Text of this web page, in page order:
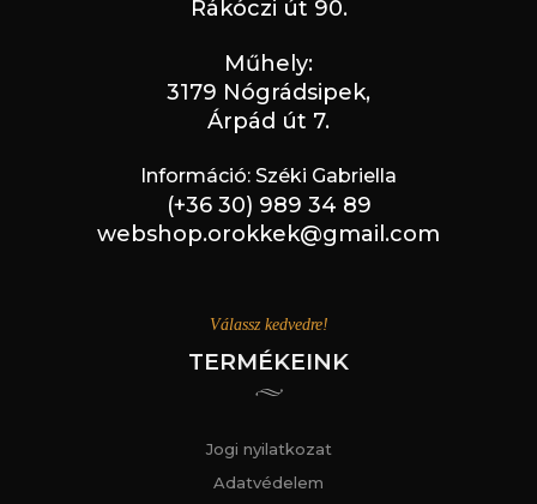
Rákóczi út 90.
Műhely:
3179 Nógrádsipek,
Árpád út 7.
Információ: Széki Gabriella
(+36 30) 989 34 89
webshop.orokkek@gmail.com
Válassz kedvedre!
TERMÉKEINK
Jogi nyilatkozat
Adatvédelem